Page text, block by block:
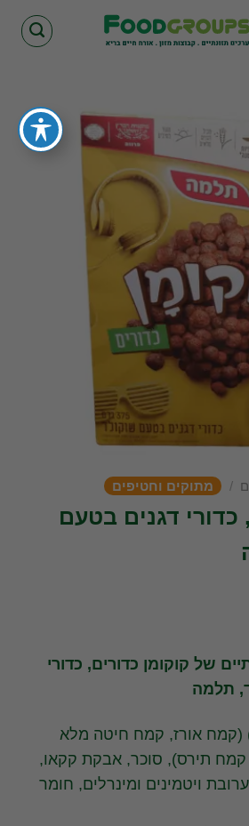
/ מתוקים וחטיפים
כדורי דגנים בטעם
של קוקומן כדורים, כדורי
תלמה
(78%) (קמח אורז, קמח חיטה מלא
קמח תירס), סוכר, אבקת קקאו,
ויטמינים ומינרלים, חומר